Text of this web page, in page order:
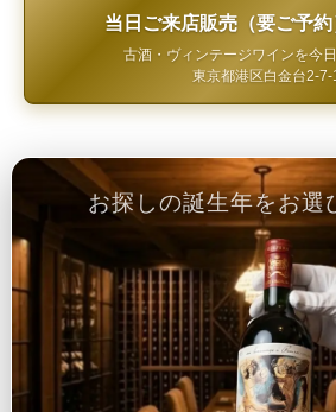
当日ご来店販売（要ご予
古酒・ヴィンテージワインを今
東京都港区白金台2-7-
お探しの誕生年をお選